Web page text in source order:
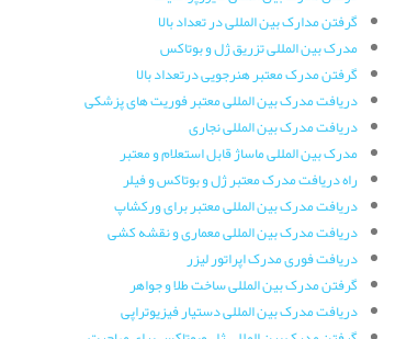
گرفتن مدارک بین المللی در تعداد بالا
مدرک بین المللی تزریق ژل و بوتاکس
گرفتن مدرک معتبر هنرجویی درتعداد بالا
دریافت مدرک بین المللی معتبر فوریت های پزشکی
دریافت مدرک بین المللی نجاری
مدرک بین المللی ماساژ قابل استعلام و معتبر
راه دریافت مدرک معتبر ژل و بوتاکس و فیلر
دریافت مدرک بین المللی معتبر برای ورکشاپ
دریافت مدرک بین المللی معماری و نقشه کشی
دریافت فوری مدرک اپراتور لیزر
گرفتن مدرک بین المللی ساخت طلا و جواهر
دریافت مدرک بین المللی دستیار فیزیوتراپی